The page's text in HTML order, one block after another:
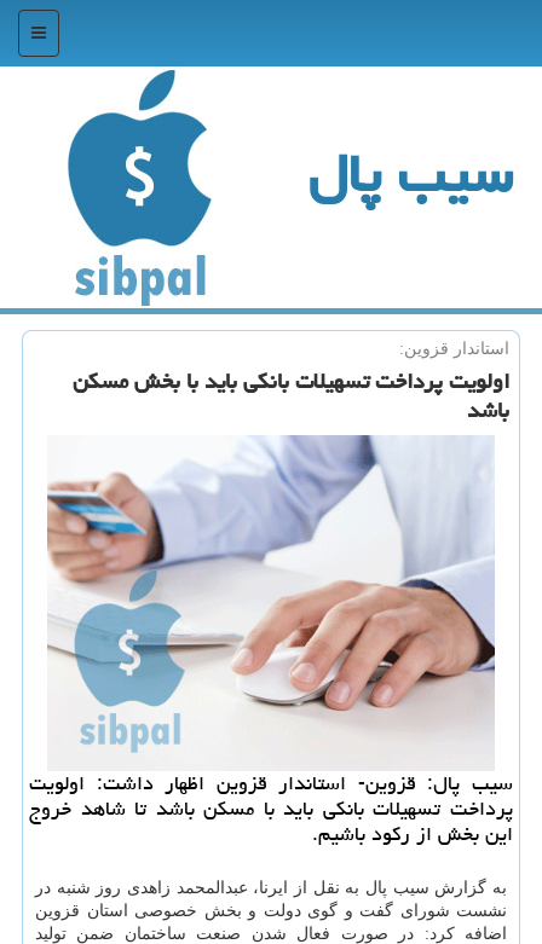
منو
سیب پال
استاندار قزوین:
اولویت پرداخت تسهیلات بانكی باید با بخش مسكن
باشد
سیب پال: قزوین- استاندار قزوین اظهار داشت: اولویت
پرداخت تسهیلات بانكی باید با مسكن باشد تا شاهد خروج
این بخش از ركود باشیم.
به گزارش سیب پال به نقل از ایرنا، عبدالمحمد زاهدی روز شنبه در
نشست شورای گفت و گوی دولت و بخش خصوصی استان قزوین
اضافه كرد: در صورت فعال شدن صنعت ساختمان ضمن تولید